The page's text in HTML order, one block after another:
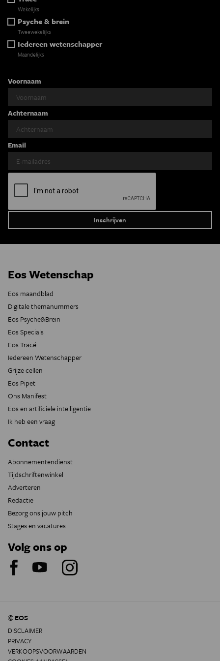
Wekelijks
Psyche & brein
Tweewekelijks
Iedereen wetenschapper
Maandelijks
Voornaam
Achternaam
Email
Eos Wetenschap
Eos maandblad
Digitale themanummers
Eos Psyche&Brein
Eos Specials
Eos Tracé
Iedereen Wetenschapper
Grijze cellen
Eos Pipet
Ons Manifest
Eos en artificiële intelligentie
Ik heb een vraag
Contact
Abonnementendienst
Tijdschriftenwinkel
Adverteren
Redactie
Bezorg ons jouw pitch
Stages en vacatures
Volg ons op
© EOS
DISCLAIMER
PRIVACY
VERKOOPSVOORWAARDEN